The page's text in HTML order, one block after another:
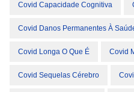
Covid Capacidade Cognitiva
Covid Danos Permanentes À
Covid Longa O Que É Covid
Covid Sequelas Cérebro